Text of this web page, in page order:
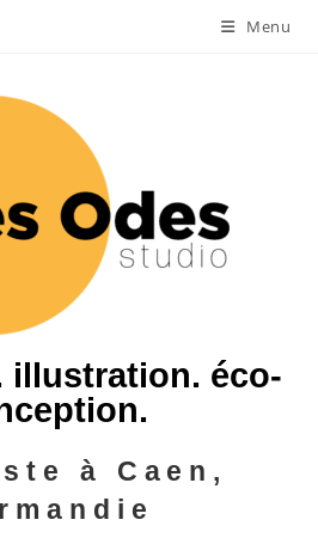
Menu
illustration. éco-
à Caen,